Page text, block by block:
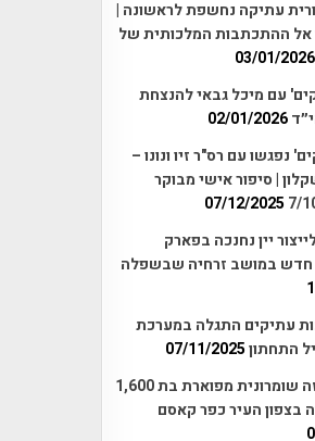
עתיקה נחשפת לראשונה |
אל ההתכתבות המלכותית של
03/01/2026
עם מיכל גבאי להנצחת
02/01/2026
נפגשו עם רס"ר זיו ונונו –
| סיפור אישי מבוקר
07/12/2025
יין נחנכה בפארק
חדש במושב זרחיה שבשפלה
עתיקים התגלה במערכת
התחתון07/11/2025
שרידי אחוזה שומרונית מפוארת בת 1,600
בצפון העיר כפר קאסם